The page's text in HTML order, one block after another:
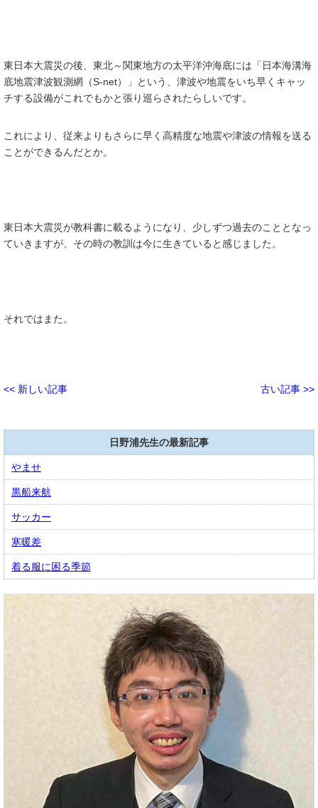
東日本大震災の後、東北～関東地方の太平洋沖海底には「日本海溝海
底地震津波観測網（S-net）」という、津波や地震をいち早くキャッ
チする設備がこれでもかと張り巡らされたらしいです。
これにより、従来よりもさらに早く高精度な地震や津波の情報を送る
ことができるんだとか。
東日本大震災が教科書に載るようになり、少しずつ過去のこととなっ
ていきますが、その時の教訓は今に生きていると感じました。
それではまた。
古い記事 >>
<< 新しい記事
日野浦先生の最新記事
やませ
黒船来航
サッカー
寒暖差
着る服に困る季節